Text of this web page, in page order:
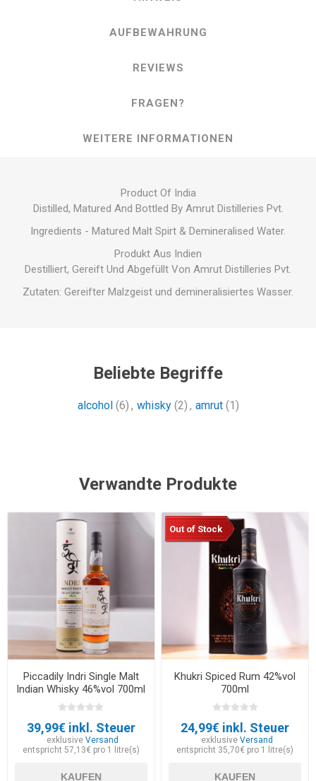
AUFBEWAHRUNG
REVIEWS
FRAGEN?
WEITERE INFORMATIONEN
Product Of India
Distilled, Matured And Bottled By Amrut Distilleries Pvt.
Ingredients - Matured Malt Spirt & Demineralised Water.
Produkt Aus Indien
Destilliert, Gereift Und Abgefüllt Von Amrut Distilleries Pvt.
Zutaten: Gereifter Malzgeist und demineralisiertes Wasser.
Beliebte Begriffe
alcohol (6) , whisky (2) , amrut (1)
Verwandte Produkte
Piccadily Indri Single Malt
Indian Whisky 46%vol 700ml
39,99€ inkl. Steuer
exklusiveVersand
entspricht 57,13€ pro 1 litre(s)
KAUFEN
Out of Stock
Khukri Spiced Rum 42%vol
700ml
24,99€ inkl. Steuer
exklusive Versand
entspricht 35,70€ pro 1 litre(s)
KAUFEN